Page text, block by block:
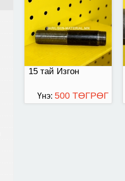
15 тай Изгон
Үнэ: 500 ТӨГРӨГ